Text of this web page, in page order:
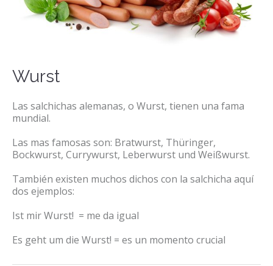
Wurst
Las salchichas alemanas, o Wurst, tienen una fama
mundial.
Las mas famosas son: Bratwurst, Thüringer,
Bockwurst, Currywurst, Leberwurst und Weißwurst.
También existen muchos dichos con la salchicha aquí
dos ejemplos:
Ist mir Wurst! = me da igual
Es geht um die Wurst! = es un momento crucial